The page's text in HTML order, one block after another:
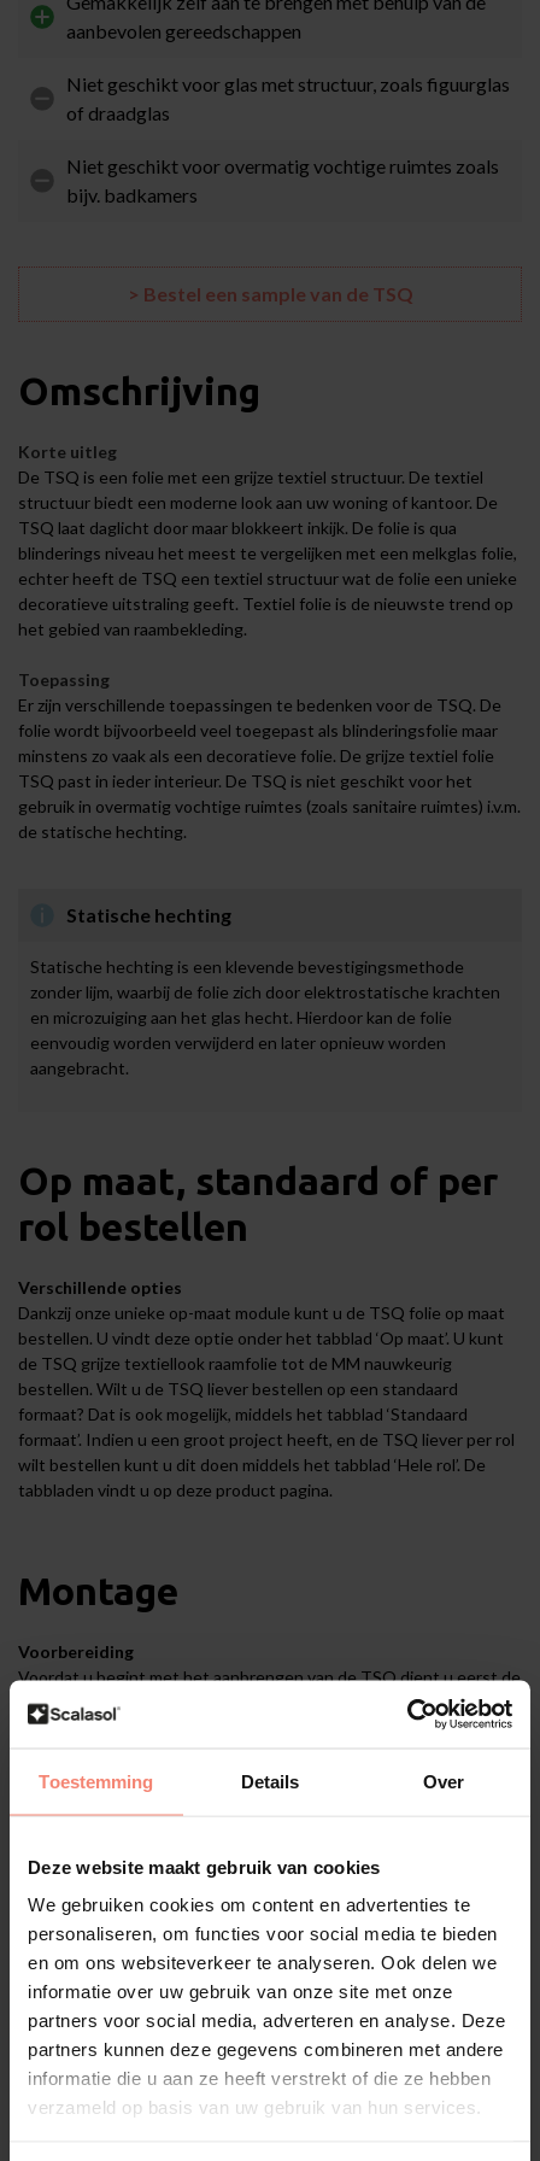
Toestemming Details Over
Deze website maakt gebruik van cookies
We gebruiken cookies om content en advertenties te
personaliseren, om functies voor social media te bieden
en om ons websiteverkeer te analyseren. Ook delen we
informatie over uw gebruik van onze site met onze
partners voor social media, adverteren en analyse. Deze
partners kunnen deze gegevens combineren met andere
informatie die u aan ze heeft verstrekt of die ze hebben
verzameld op basis van uw gebruik van hun services.
aanbevolen gereedschappen
Niet geschikt voor glas met structuur, zoals figuurglas
of draadglas
Niet geschikt voor overmatig vochtige ruimtes zoals
bijv. badkamers
> Bestel een sample van de TSQ
Omschrijving
Korte uitleg
De TSQ is een folie met een grijze textiel structuur. De textiel
structuur biedt een moderne look aan uw woning of kantoor. De
TSQ laat daglicht door maar blokkeert inkijk. De folie is qua
blinderings niveau het meest te vergelijken met een melkglas folie,
echter heeft de TSQ een textiel structuur wat de folie een unieke
decoratieve uitstraling geeft. Textiel folie is de nieuwste trend op
het gebied van raambekleding.
Toepassing
Er zijn verschillende toepassingen te bedenken voor de TSQ. De
folie wordt bijvoorbeeld veel toegepast als blinderingsfolie maar
minstens zo vaak als een decoratieve folie. De grijze textiel folie
TSQ past in ieder interieur. De TSQ is niet geschikt voor het
gebruik in overmatig vochtige ruimtes (zoals sanitaire ruimtes) i.v.m.
de statische hechting.
Statische hechting
Statische hechting is een klevende bevestigingsmethode
zonder lijm, waarbij de folie zich door elektrostatische krachten
en microzuiging aan het glas hecht. Hierdoor kan de folie
eenvoudig worden verwijderd en later opnieuw worden
aangebracht.
Op maat, standaard of per
rol bestellen
Verschillende opties
Dankzij onze unieke op-maat module kunt u de TSQ folie op maat
bestellen. U vindt deze optie onder het tabblad ‘Op maat’. U kunt
de TSQ grijze textiellook raamfolie tot de MM nauwkeurig
bestellen. Wilt u de TSQ liever bestellen op een standaard
formaat? Dat is ook mogelijk, middels het tabblad ‘Standaard
formaat’. Indien u een groot project heeft, en de TSQ liever per rol
wilt bestellen kunt u dit doen middels het tabblad ‘Hele rol’. De
tabbladen vindt u op deze product pagina.
Montage
Voorbereiding
Voordat u begint met het aanbrengen van de TSQ dient u eerst de
nodige voorbereidingen te treffen. U dient het glas grondig te
reinigen met
SCALASOL®
Overmatig vochtige ruimtes
De TSQ is minder geschikt voor gebruik in ruimtes met een
hoge luchtvochtigheid, zoals badkamers en doucheruimtes.
Vanwege de statische hechting kan overmatig vocht de
statische kleefkracht aantasten, waardoor de folie mogelijk
minder goed op het glas blijft zitten.